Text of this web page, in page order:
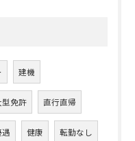
建機
型免許 直行直帰
健康 転勤なし